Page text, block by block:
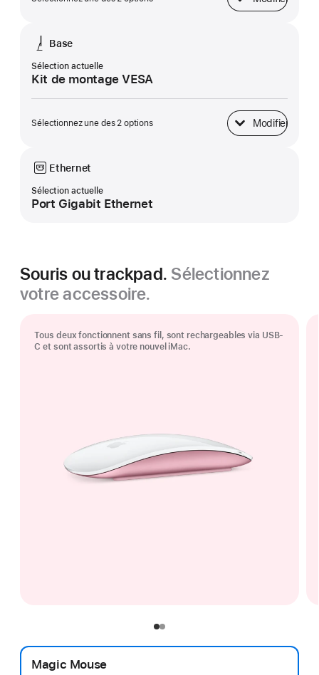
Écran
Base
Sélection actuelle
Kit de montage VESA
Sélectionnez une des 2 options Modifier
Base
Ethernet
Sélection actuelle
Port Gigabit Ethernet
Souris ou trackpad. Sélectionnez
votre accessoire.
Tous deux fonctionnent sans fil, sont rechargeables via USB-
C et sont assortis à votre nouvel iMac.
Magic Mouse